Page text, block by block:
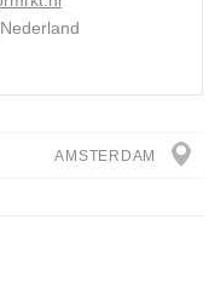
AMSTERDAM